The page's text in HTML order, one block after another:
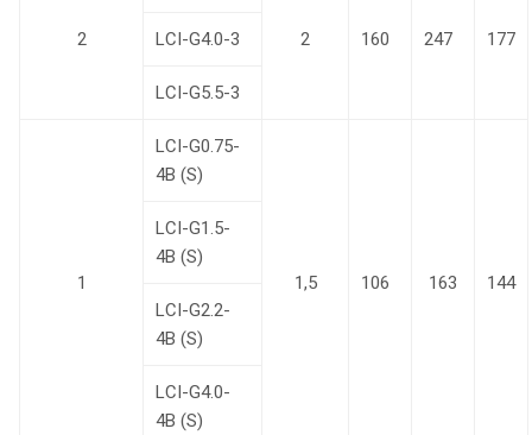
2 2 160 247 177
LCI-G4.0-3
LCI-G5.5-3
1
LCI-G0.75-
4B (S)
1,5 106 163 144
LCI-G1.5-
4B (S)
LCI-G2.2-
4B (S)
LCI-G4.0-
4B (S)